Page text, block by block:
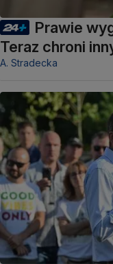
Prawie
Teraz chroni
A. Stradecka